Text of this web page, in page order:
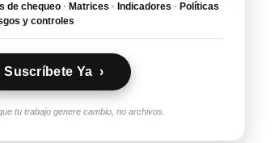
de chequeo · Matrices · Indicadores · Políticas
y controles
Suscríbete Ya ›
tu trabajo genere cambio, no archivos.